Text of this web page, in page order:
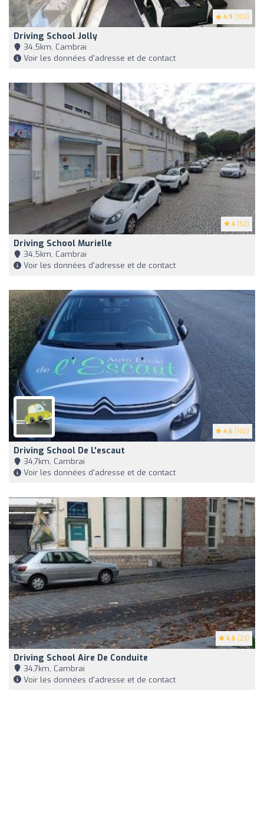
4.9 (103)
Driving School Jolly
34,5km, Cambrai
Voir les données d'adresse et de contact
4 (52)
Driving School Murielle
34,5km, Cambrai
Voir les données d'adresse et de contact
4.6 (102)
Driving School De L'escaut
34,7km, Cambrai
Voir les données d'adresse et de contact
4.6 (23)
Driving School Aire De Conduite
34,7km, Cambrai
Voir les données d'adresse et de contact